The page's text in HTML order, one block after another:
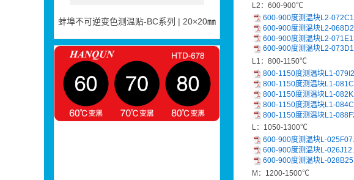
L2：600-900℃
600-900度测温块L2-
600-900度测温块L2-
600-900度测温块L2-
600-900度测温块L2-
L1：800-1150℃
800-1150度测温块L1-
800-1150度测温块L1-
800-1150度测温块L1-
800-1150度测温块L1-
800-1150度测温块L1-
L：1050-1300℃
600-900度测温块L-
600-900度测温块L-
600-900度测温块L-
M：1200-1500℃